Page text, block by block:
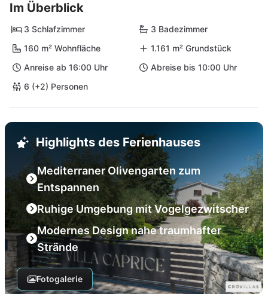
Im Überblick
3 Schlafzimmer
3 Badezimmer
160 m² Wohnfläche
1.161 m² Grundstück
Anreise ab 16:00 Uhr
Abreise bis 10:00 Uhr
6 (+2) Personen
Highlights des Ferienhauses
Mediterraner Olivengarten zum
Entspannen
Ruhige Umgebung mit Vogelgezwitscher
Modernes Design nahe traumhafter
Strände
Fotogalerie